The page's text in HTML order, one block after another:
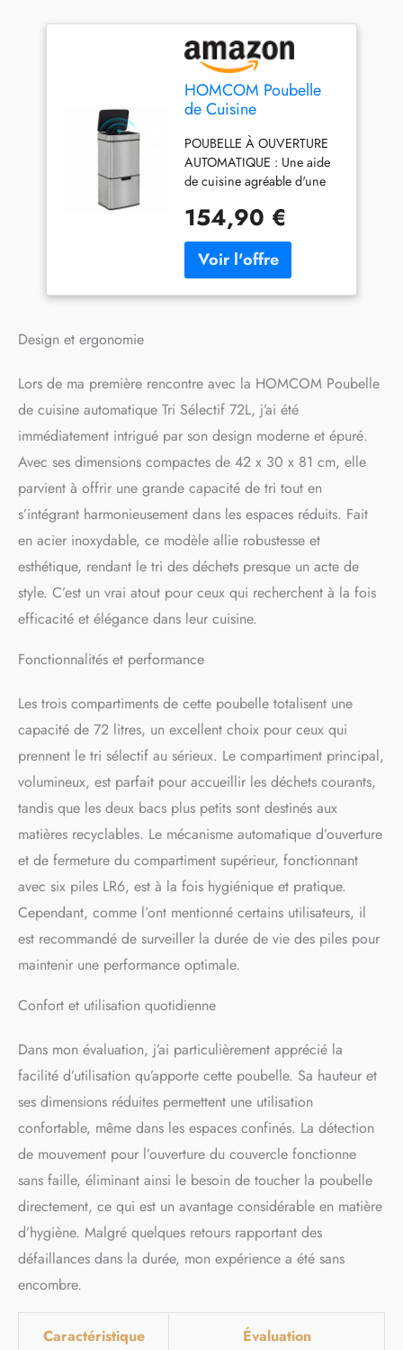
HOMCOM Poubelle
de Cuisine
Sélectif 72L 42 x 30 x
81 cm
POUBELLE À OUVERTURE
AUTOMATIQUE : Une aide
de cuisine agréable d'une
répartis en 3 bacs, à
ouverture et fermeture
automatiques. Fabriqué en
acier inoxydable, avec des
coins arrondis et un design
couvercle lorsque vous
approchez votre main. Cela
permet d'éliminer les
déchets de manière
hygiénique, en évitant la
contamination croisée des
germes. Il est également
possible d'ouvrir le
couvercle en appuyant sur le
bouton "ouvrir". GRANDE
CAPACITÉ AVEC 3
COMPARTIMENTS : Avec
une capacité totale de 72
grand bac d'une capacité de
12,5 litres chacun. Idéale
pour séparer facilement les
différents types de déchets.
POLYVALENT : Son
utilisation ne se limite pas à
la cuisine. Grâce à son joli
design, cette poubelle à
capteur peut également être
utilisée au bureau ou dans
le salon ou dans n'importe
quelle autre pièce.
SPÉCIFICATIONS :
Dimensions totales : 42L x
30l x 81H cm ; - Capacité
des déchets : 72L
154,90 €
Design et ergonomie
Lors de ma première rencontre avec la HOMCOM Poubelle
de cuisine automatique Tri Sélectif 72L, j’ai été
immédiatement intrigué par son design moderne et épuré.
Avec ses dimensions compactes de 42 x 30 x 81 cm, elle
parvient à offrir une grande capacité de tri tout en
s’intégrant harmonieusement dans les espaces réduits. Fait
en acier inoxydable, ce modèle allie robustesse et
esthétique, rendant le tri des déchets presque un acte de
style. C’est un vrai atout pour ceux qui recherchent à la fois
efficacité et élégance dans leur cuisine.
Fonctionnalités et performance
Les trois compartiments de cette poubelle totalisent une
capacité de 72 litres, un excellent choix pour ceux qui
prennent le tri sélectif au sérieux. Le compartiment principal,
volumineux, est parfait pour accueillir les déchets courants,
tandis que les deux bacs plus petits sont destinés aux
matières recyclables. Le mécanisme automatique d’ouverture
et de fermeture du compartiment supérieur, fonctionnant
avec six piles LR6, est à la fois hygiénique et pratique.
Cependant, comme l’ont mentionné certains utilisateurs, il
est recommandé de surveiller la durée de vie des piles pour
maintenir une performance optimale.
Confort et utilisation quotidienne
Dans mon évaluation, j’ai particulièrement apprécié la
facilité d’utilisation qu’apporte cette poubelle. Sa hauteur et
ses dimensions réduites permettent une utilisation
confortable, même dans les espaces confinés. La détection
de mouvement pour l’ouverture du couvercle fonctionne
sans faille, éliminant ainsi le besoin de toucher la poubelle
directement, ce qui est un avantage considérable en matière
d’hygiène. Malgré quelques retours rapportant des
défaillances dans la durée, mon expérience a été sans
encombre.
Caractéristique Évaluation